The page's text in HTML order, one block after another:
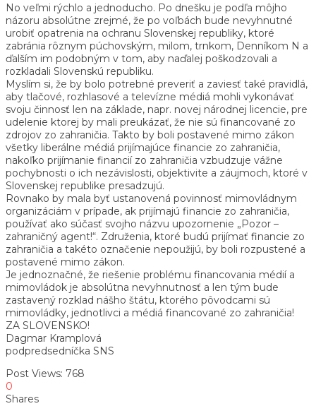
No veľmi rýchlo a jednoducho. Po dnešku je podľa môjho
názoru absolútne zrejmé, že po voľbách bude nevyhnutné
urobiť opatrenia na ochranu Slovenskej republiky, ktoré
zabránia rôznym púchovským, milom, trnkom, Denníkom N a
ďalším im podobným v tom, aby naďalej poškodzovali a
rozkladali Slovenskú republiku.
Myslím si, že by bolo potrebné preveriť a zaviesť také pravidlá,
aby tlačové, rozhlasové a televízne médiá mohli vykonávať
svoju činnosť len na základe, napr. novej národnej licencie, pre
udelenie ktorej by mali preukázať, že nie sú financované zo
zdrojov zo zahraničia. Takto by boli postavené mimo zákon
všetky liberálne médiá prijímajúce financie zo zahraničia,
nakoľko prijímanie financií zo zahraničia vzbudzuje vážne
pochybnosti o ich nezávislosti, objektivite a záujmoch, ktoré v
Slovenskej republike presadzujú.
Rovnako by mala byť ustanovená povinnosť mimovládnym
organizáciám v prípade, ak prijímajú financie zo zahraničia,
používať ako súčasť svojho názvu upozornenie „Pozor –
zahraničný agent!“. Združenia, ktoré budú prijímať financie zo
zahraničia a takéto označenie nepoužijú, by boli rozpustené a
postavené mimo zákon.
Je jednoznačné, že riešenie problému financovania médií a
mimovládok je absolútna nevyhnutnosť a len tým bude
zastavený rozklad nášho štátu, ktorého pôvodcami sú
mimovládky, jednotlivci a médiá financované zo zahraničia!
ZA SLOVENSKO!
Dagmar Kramplová
podpredsedníčka SNS
Post Views: 768
0
Shares